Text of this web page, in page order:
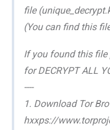
file
(You can find this
If you found this
for DECRYPT ALL
----
1. Download Tor
hxxps://